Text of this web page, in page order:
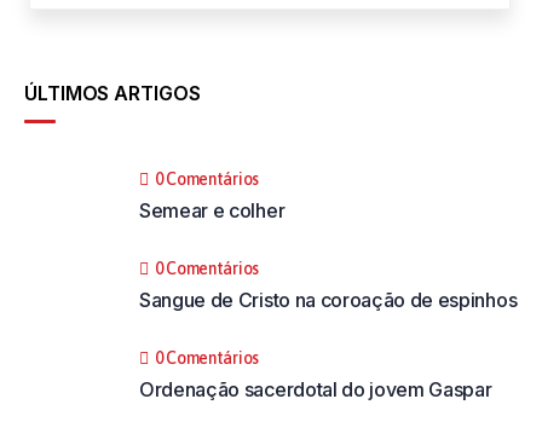
ÚLTIMOS ARTIGOS
0 Comentários
Semear e colher
0 Comentários
Sangue de Cristo na coroação de espinhos
0 Comentários
Ordenação sacerdotal do jovem Gaspar